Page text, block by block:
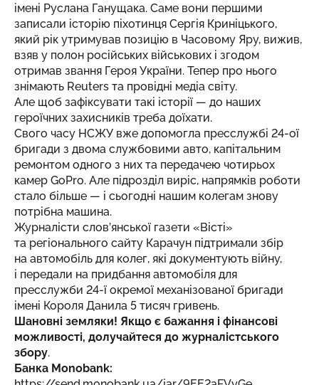
імені Руслана Ганущака. Саме вони першими
записали історію піхотинця Сергія Криніцького,
який рік утримував позицію в Часовому Яру, вижив,
взяв у полон російських військових і згодом
отримав звання Героя України. Тепер про нього
знімають Reuters та провідні медіа світу.
Але щоб зафіксувати такі історії — до наших
героїчних захисників треба доїхати.
Свого часу НСЖУ вже допомогла пресслужбі 24-ої
бригади з двома службовими авто, капітальним
ремонтом одного з них та передачею чотирьох
камер GoPro. Але підрозділ виріс, напрямків роботи
стало більше — і сьогодні нашим колегам знову
потрібна машина.
Журналісти слов’янської газети «Вісті»
та регіонального сайту Карачун підтримали збір
на автомобіль для колег, які документують війну,
і передали на придбання автомобіля для
пресслужби 24-ї окремої механізованої бригади
імені Короля Данила 5 тисяч гривень.
Шановні земляки! Якщо є бажання і фінансові
можливості, долучайтеся до журналістського
збору.
Банка Monobank: